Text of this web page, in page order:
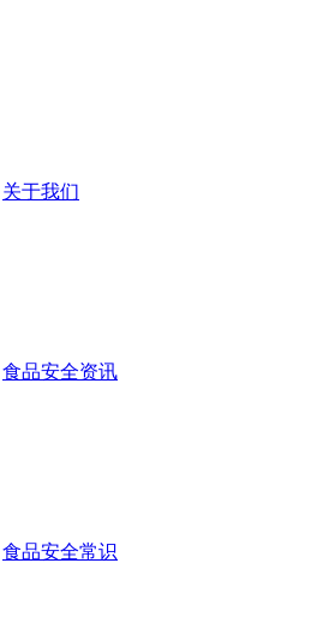
关于我们
食品安全资讯
食品安全常识